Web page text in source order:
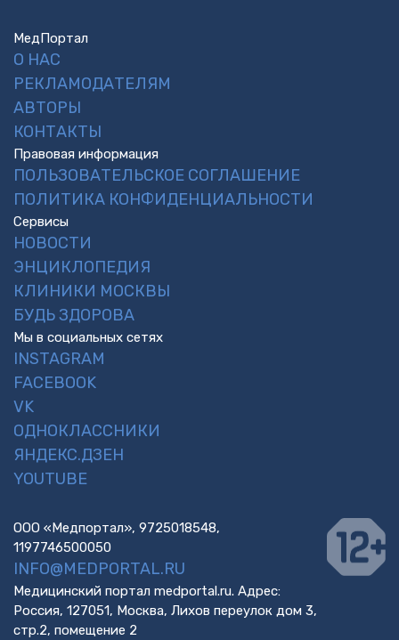
МедПортал
О НАС
РЕКЛАМОДАТЕЛЯМ
АВТОРЫ
КОНТАКТЫ
Правовая информация
ПОЛЬЗОВАТЕЛЬСКОЕ СОГЛАШЕНИЕ
ПОЛИТИКА КОНФИДЕНЦИАЛЬНОСТИ
Сервисы
НОВОСТИ
ЭНЦИКЛОПЕДИЯ
КЛИНИКИ МОСКВЫ
БУДЬ ЗДОРОВА
Мы в социальных сетях
INSTAGRAM
FACEBOOK
VK
ОДНОКЛАССНИКИ
ЯНДЕКС.ДЗЕН
YOUTUBE
ООО «Медпортал», 9725018548,
1197746500050
INFO@MEDPORTAL.RU
Медицинский портал medportal.ru. Адрес:
Россия, 127051, Москва, Лихов переулок дом 3,
стр.2, помещение 2